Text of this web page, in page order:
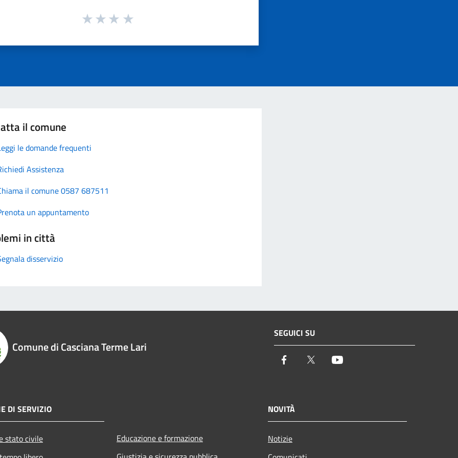
il comune
le domande frequenti
Assistenza
il comune 0587 687511
un appuntamento
in città
disservizio
Comune di Casciana Terme Lari
SEGUICI SU
Facebook Twitter
DI SERVIZIO
stato civile
Educazione e formazione
NOVITÀ
Notizie